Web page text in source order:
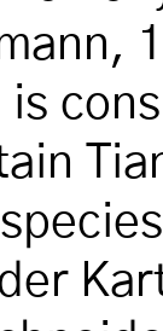
is